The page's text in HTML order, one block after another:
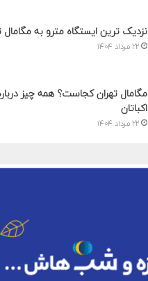
نزدیک ترین ایستگاه مترو به مگامال
۲۲ مرداد ۱۴۰۴
مگامال تهران کجاست؟ همه چیز
اکباتان
۲۲ مرداد ۱۴۰۴